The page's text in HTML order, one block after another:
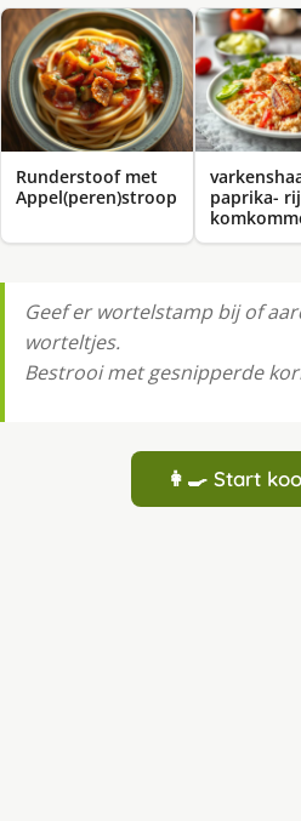
Runderstoof met
Appel(peren)stroop
paprika-
Geef er wortelstamp bij of
worteltjes.
Bestrooi met gesnipperde
👩‍🍳 Start